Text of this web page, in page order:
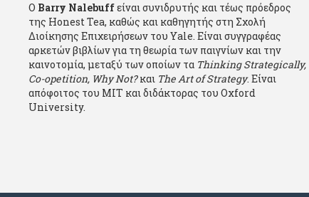
O Barry Νalebuffείναι συνιδρυτής και τέως πρόεδρος
της Honest Tea, καθώς και καθηγητής στη Σχολή
Διοίκησης Επιχειρήσεων του Yale. Είναι συγγραφέας
αρκετών βιβλίων για τη θεωρία των παιγνίων και την
καινοτομία, μεταξύ των οποίων τα Thinking Strategically,
Co-opetition, Why Not?και The Art of Strategy. Είναι
απόφοιτος του MIT και διδάκτορας του Oxford
University.